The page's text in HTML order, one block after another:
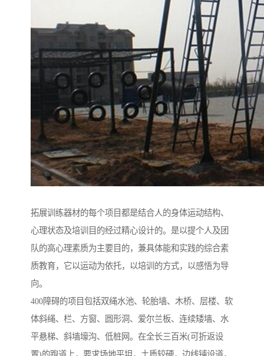
拓展训练器材的每个项目都是结合人的身体运动结构、
心理状态及培训目的经过精心设计的。是以提个人及团
队的高心理素质为主要目的，兼具体能和实践的综合素
质教育，它以运动为依托，以培训的方式，以感悟为导
向。
400障碍的项目包括双绳水池、轮胎墙、木桥、层楼、软
体斜绳、栏、方窗、圆形洞、爱尔兰板、连续矮墙、水
平悬梯、斜墙壕沟、低桩网。在全长三百米(可折返设